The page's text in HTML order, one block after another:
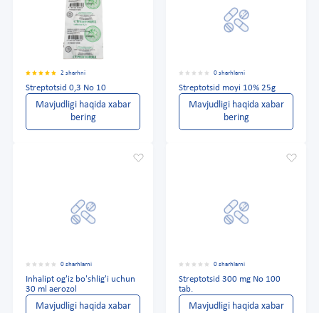
2 sharhni
Streptotsid 0,3 No 10
Mavjudligi haqida xabar
bering
0 sharhlarni
Streptotsid moyi 10% 25g
Mavjudligi haqida xabar
bering
0 sharhlarni
Inhalipt og'iz bo'shlig'i uchun
30 ml aerozol
Mavjudligi haqida xabar
0 sharhlarni
Streptotsid 300 mg No 100
tab.
Mavjudligi haqida xabar